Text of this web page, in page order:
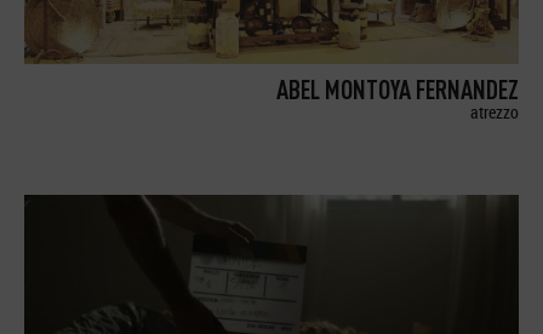
ABEL MONTOYA FERNANDEZ
atrezzo